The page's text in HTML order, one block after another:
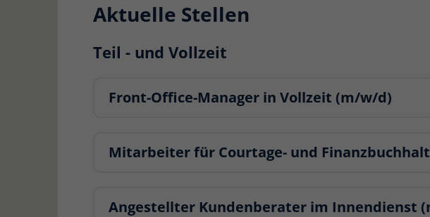
Aktuelle Stellen
Teil - und Vollzeit
Front-Office-Manager in Vollzeit (m/w/d)
Mitarbeiter für Courtage- und
Angestellter Kundenberater im Innendienst